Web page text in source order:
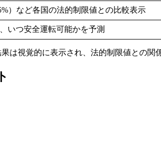
）など各国の法的制限値との比較表示
いつ安全運転可能かを予測
視覚的に表示され、法的制限値との関